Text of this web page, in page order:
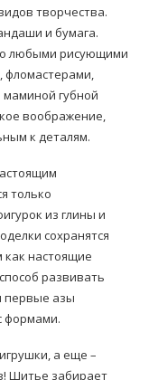
творчества.
и бумага.
любыми рисующими
фломастерами,
губной
воображение,
к деталям.
только
из глины и
сохранятся
как настоящие
развивать
первые азы
формами.
а еще –
Шитье забирает